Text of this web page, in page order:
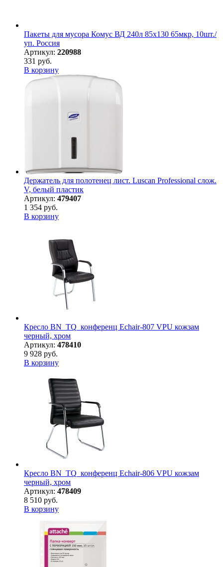
Пакеты для мусора Комус ВД 240л 85х130 65мкр, 10шт./
уп. Россия
Артикул: 220988
331 руб.
В корзину
Держатель для полотенец лист. Luscan Professional слож.
V, белый пластик
Артикул: 479407
1 354 руб.
В корзину
Кресло BN_TQ_конференц Echair-807 VPU кожзам
черный, хром
Артикул: 478410
9 928 руб.
В корзину
Кресло BN_TQ_конференц Echair-806 VPU кожзам
черный, хром
Артикул: 478409
8 510 руб.
В корзину